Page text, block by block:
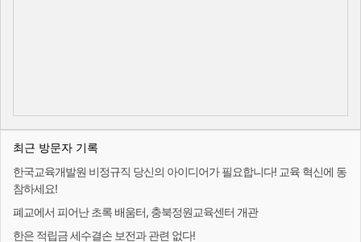
최근 방문자 기록
한국교육개발원 비정규직 당신의 아이디어가 필요합니다! 교육 혁신에 동
참하세요!
폐교에서 피어난 초록 배움터, 충북정원교육센터 개관
한은 적립금 세수결손 보전과 관련 없다!